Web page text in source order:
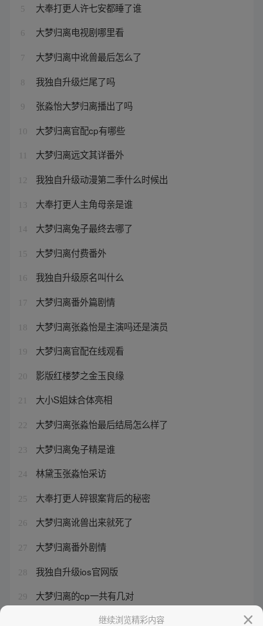
5 大奉打更人许七安都睡了谁
6 大梦归离电视剧哪里看
7 大梦归离中讹兽最后怎么了
8 我独自升级烂尾了吗
9 张淼怡大梦归离播出了吗
10 大梦归离官配cp有哪些
大梦归离远文其详番外
12 我独自升级动漫第二季什么时候出
13 大奉打更人主角母亲是谁
14 大梦归离兔子最终去哪了
15 大梦归离付费番外
16 我独自升级原名叫什么
17 大梦归离番外篇剧情
18 大梦归离张淼怡是主演吗还是演员
19 大梦归离官配在线观看
20 影版红楼梦之金玉良缘
21 大小S姐妹合体亮相
22 大梦归离张淼怡最后结局怎么样了
23 大梦归离兔子精是谁
24 林黛玉张淼怡采访
25 大奉打更人碎银案背后的秘密
26 大梦归离讹兽出来就死了
27 大梦归离番外剧情
28 我独自升级ios官网版
29 大梦归离的cp一共有几对
大梦归离文潇最后结局继续浏览精彩内容